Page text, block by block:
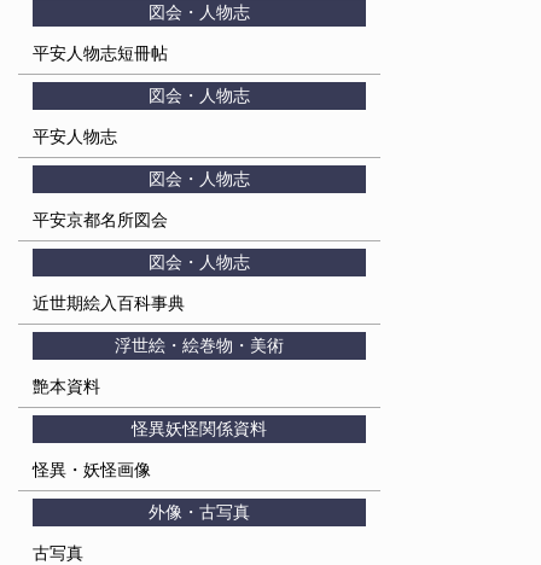
図会・人物志
平安人物志短冊帖
図会・人物志
平安人物志
図会・人物志
平安京都名所図会
図会・人物志
近世期絵入百科事典
浮世絵・絵巻物・美術
艶本資料
怪異妖怪関係資料
怪異・妖怪画像
外像・古写真
古写真